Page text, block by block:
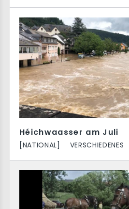
Héichwaasser am Juli
[NATIONAL] VERSCHIEDENES